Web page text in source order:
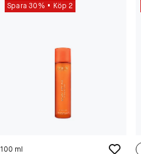
Spara 30% Köp 2
100 ml